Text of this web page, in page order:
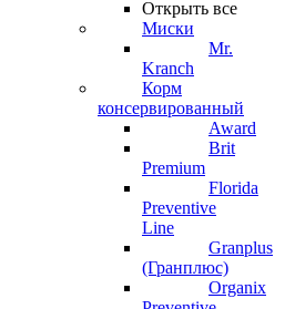
Открыть все
Миски
Mr.
Kranch
Корм
консервированный
Award
Brit
Premium
Florida
Preventive
Line
Granplus
(Гранплюс)
Organix